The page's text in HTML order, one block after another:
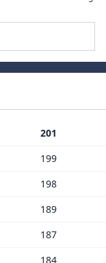
201
199
198
189
187
184